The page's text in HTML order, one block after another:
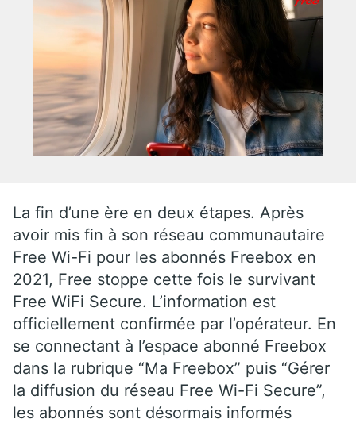
La fin d’une ère en deux étapes. Après
avoir mis fin à son réseau communautaire
Free Wi-Fi pour les abonnés Freebox en
2021, Free stoppe cette fois le survivant
Free WiFi Secure. L’information est
officiellement confirmée par l’opérateur. En
se connectant à l’espace abonné Freebox
dans la rubrique “Ma Freebox” puis “Gérer
la diffusion du réseau Free Wi-Fi Secure”,
les abonnés sont désormais informés